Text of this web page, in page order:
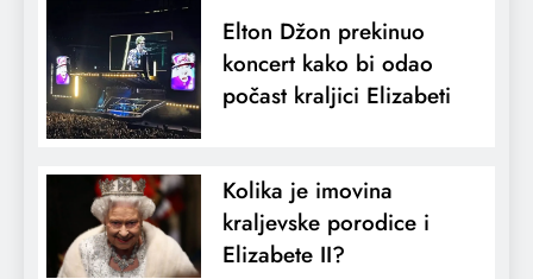
Elton Džon prekinuo
koncert kako bi odao
počast kraljici Elizabeti
Kolika je imovina
kraljevske porodice i
Elizabete II?